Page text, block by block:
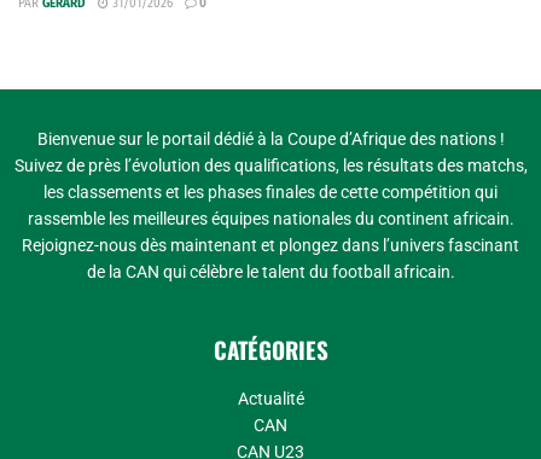
PAR GÉRARD 31/01/2026 0
Bienvenue sur le portail dédié à la Coupe d’Afrique des nations !
Suivez de près l’évolution des qualifications, les résultats des matchs,
les classements et les phases finales de cette compétition qui
rassemble les meilleures équipes nationales du continent africain.
Rejoignez-nous dès maintenant et plongez dans l’univers fascinant
de la CAN qui célèbre le talent du football africain.
CATÉGORIES
Actualité
CAN
CAN U23